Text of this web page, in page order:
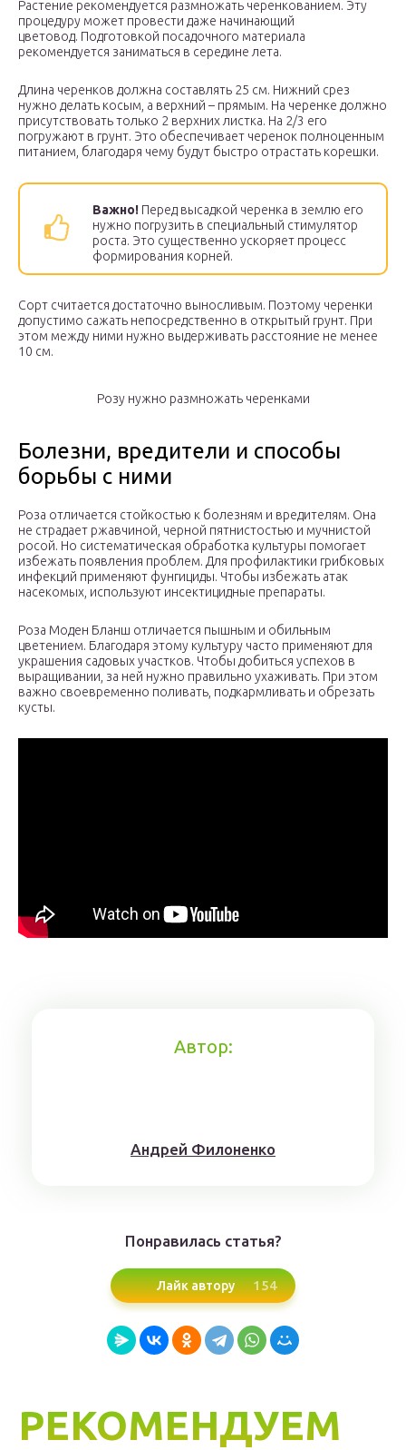
Растение рекомендуется размножать черенкованием. Эту
процедуру может провести даже начинающий
цветовод. Подготовкой посадочного материала
рекомендуется заниматься в середине лета.
Длина черенков должна составлять 25 см. Нижний срез
нужно делать косым, а верхний – прямым. На черенке должно
присутствовать только 2 верхних листка. На 2/3 его
погружают в грунт. Это обеспечивает черенок полноценным
питанием, благодаря чему будут быстро отрастать корешки.
Важно! Перед высадкой черенка в землю его
нужно погрузить в специальный стимулятор
роста. Это существенно ускоряет процесс
формирования корней.
Сорт считается достаточно выносливым. Поэтому черенки
допустимо сажать непосредственно в открытый грунт. При
этом между ними нужно выдерживать расстояние не менее
10 см.
Розу нужно размножать черенками
Болезни, вредители и способы
борьбы с ними
Роза отличается стойкостью к болезням и вредителям. Она
не страдает ржавчиной, черной пятнистостью и мучнистой
росой. Но систематическая обработка культуры помогает
избежать появления проблем. Для профилактики грибковых
инфекций применяют фунгициды. Чтобы избежать атак
насекомых, используют инсектицидные препараты.
Роза Моден Бланш отличается пышным и обильным
цветением. Благодаря этому культуру часто применяют для
украшения садовых участков. Чтобы добиться успехов в
выращивании, за ней нужно правильно ухаживать. При этом
важно своевременно поливать, подкармливать и обрезать
кусты.
Автор:
Aндрeй Филoнeнкo
Понравилась статья?
Лайк автору 154
РЕКОМЕНДУЕМ